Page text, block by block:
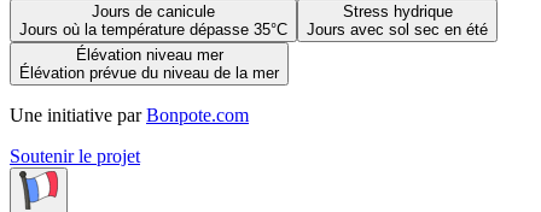
Jours de canicule
Jours où la température dépasse 35°C
Stress hydrique
Jours avec sol sec en été
Élévation niveau mer
Élévation prévue du niveau de la mer
Une initiative par Bonpote.com
Soutenir le projet